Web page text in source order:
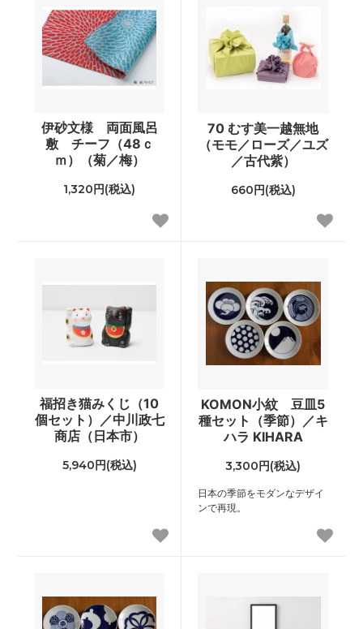
伊砂文様 両面風呂
敷 チーフ（48ｃ
ｍ）（菊／梅）
1,320円(税込)
70 むす美一越無地
（モモ／ローズ／ユズ
／古代紫）
660円(税込)
福招き猫みくじ（10
個セット）／中川政七
商店（日本市）
5,940円(税込)
KOMON小紋 豆皿5
種セット（季節）／キ
ハラ KIHARA
3,300円(税込)
日本の季節をモダンなデザイ
ンで再現。